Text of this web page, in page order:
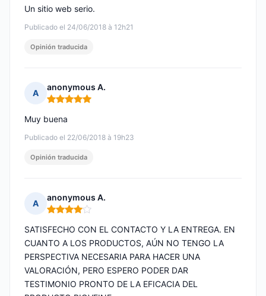
Publicado el 24/06/2018 à 12h21
Un sitio web serio.
Opinión traducida
A
anonymous A.
Nota: 5 de 5
Publicado el 22/06/2018 à 19h23
Muy buena
Opinión traducida
A
anonymous A.
Nota: 4 de 5
SATISFECHO CON EL CONTACTO Y LA ENTREGA. EN
CUANTO A LOS PRODUCTOS, AÚN NO TENGO LA
PERSPECTIVA NECESARIA PARA HACER UNA
VALORACIÓN, PERO ESPERO PODER DAR
TESTIMONIO PRONTO DE LA EFICACIA DEL